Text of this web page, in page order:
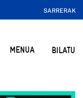
SARRERAK
MENUA BILATU